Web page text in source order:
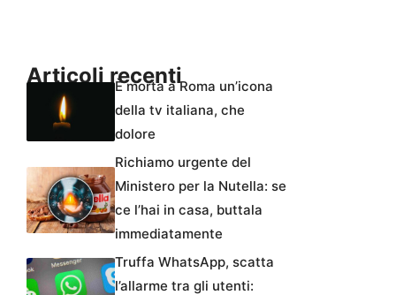
Articoli recentiÈ morta a Roma un’icona
della tv italiana, che
dolore
Richiamo urgente del
Ministero per la Nutella: se
ce l’hai in casa, buttala
immediatamente
Truffa WhatsApp, scatta
l’allarme tra gli utenti: